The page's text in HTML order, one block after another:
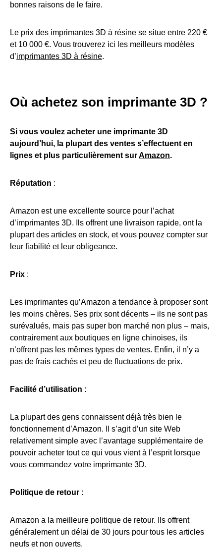
bonnes raisons de le faire.
Le prix des imprimantes 3D à résine se situe entre 220 €
et 10 000 €. Vous trouverez ici les meilleurs modèles
d’imprimantes 3D à résine.
Où achetez son imprimante 3D ?
Si vous voulez acheter une imprimante 3D
aujourd’hui, la plupart des ventes s’effectuenten
lignes et plus particulièrement surAmazon.
Réputation :
Amazon est une excellente source pour l’achat
d’imprimantes 3D. Ils offrent une livraison rapide, ont la
plupart des articles en stock, et vous pouvez compter sur
leur fiabilité et leur obligeance.
Prix :
Les imprimantes qu’Amazon a tendance à proposer sont
les moins chères. Ses prix sont décents – ils ne sont pas
surévalués, mais pas super bon marché non plus – mais,
contrairement aux boutiques en ligne chinoises, ils
n’offrent pas les mêmes types de ventes. Enfin, il n’y a
pas de frais cachés et peu de fluctuations de prix.
Facilité d’utilisation :
La plupart des gens connaissent déjà très bien le
fonctionnement d’Amazon. Il s’agit d’un site Web
relativement simple avec l’avantage supplémentaire de
pouvoir acheter tout ce qui vous vient à l’esprit lorsque
vous commandez votre imprimante 3D.
Politique de retour :
Amazon a la meilleure politique de retour. Ils offrent
généralement un délai de 30 jours pour tous les articles
neufs et non ouverts.